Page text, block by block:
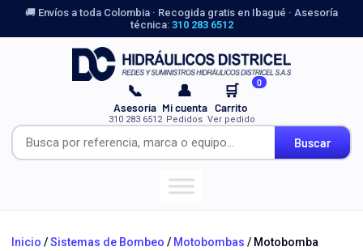
🚚 Envíos a toda Colombia · Recogida gratis en Ibagué · Asesoría
técnica: 310 283 6512
Buscar
📞
Asesoría
310 283 6512
👤
Mi cuenta
Pedidos
🛒 0
Carrito
Ver pedido
Inicio /Sistemas de Bombeo / Motobombas / Motobomba